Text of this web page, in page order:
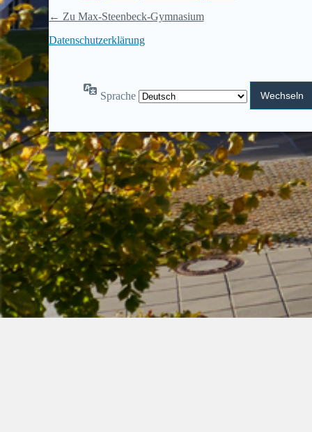
← Zu Max-Steenbeck-Gymnasium
Datenschutzerklärung
Sprache